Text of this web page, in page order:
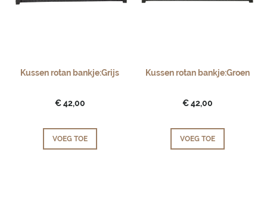
Kussen rotan bankje:Grijs
€ 42,00
VOEG TOE
Kussen rotan bankje:Groen
€ 42,00
VOEG TOE